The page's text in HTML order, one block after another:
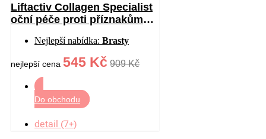
Liftactiv Collagen Specialist
oční péče proti příznakům
Nejlepší nabídka: Brasty
nejlepší cena 545 Kč 909 Kč
Do obchodu
detail (7+)